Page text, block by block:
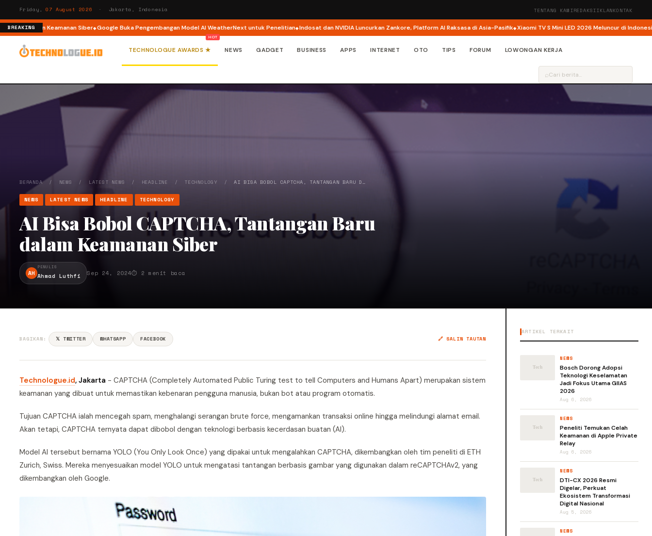
Friday,07 August 2026 · Jakarta, Indonesia TENTANG KAMIREDAKSIIKLANKONTAK
BREAKING
Keamanan Siber Google Buka Pengembangan Model AI WeatherNext untuk Penelitian Indosat dan NVIDIA Luncurkan Zankore, Platform AI Raksasa di Asia-Pasifik Xiaomi TV S Mini LED 2026 Meluncur di Indonesia, Kini
TECHNOLOGUE AWARDS ★ NEWS GADGET BUSINESS APPS INTERNET OTO TIPS FORUM LOWONGAN KERJA
⌕
BERANDA/ NEWS / LATEST NEWS / HEADLINE / TECHNOLOGY /AI BISA BOBOL CAPTCHA, TANTANGAN BARU D…
NEWS LATEST NEWS HEADLINE TECHNOLOGY
AI Bisa Bobol CAPTCHA, Tantangan Baru
dalam Keamanan Siber
AH
PENULIS
Ahmad Luthfi Sep 24, 2024⏱ 2 menit baca
BAGIKAN: 𝕏 TWITTER WHATSAPP FACEBOOK 🔗 SALIN TAUTAN
Technologue.id, Jakarta - CAPTCHA (Completely Automated Public Turing test to tell Computers and Humans Apart) merupakan sistem
keamanan yang dibuat untuk memastikan kebenaran pengguna manusia, bukan bot atau program otomatis.
Tujuan CAPTCHA ialah mencegah spam, menghalangi serangan brute force, mengamankan transaksi online hingga melindungi alamat email.
Akan tetapi, CAPTCHA ternyata dapat dibobol dengan teknologi berbasis kecerdasan buatan (AI).
Model AI tersebut bernama YOLO (You Only Look Once) yang dipakai untuk mengalahkan CAPTCHA, dikembangkan oleh tim peneliti di ETH
Zurich, Swiss. Mereka menyesuaikan model YOLO untuk mengatasi tantangan berbasis gambar yang digunakan dalam reCAPTCHAv2, yang
dikembangkan oleh Google.
ARTIKEL TERKAIT
NEWS
Bosch Dorong Adopsi
Teknologi Keselamatan
Jadi Fokus Utama GIIAS
2026
Aug 6, 2026
NEWS
Peneliti Temukan Celah
Keamanan di Apple Private
Relay
Aug 6, 2026
NEWS
DTI-CX 2026 Resmi
Digelar, Perkuat
Ekosistem Transformasi
Digital Nasional
Aug 5, 2026
NEWS